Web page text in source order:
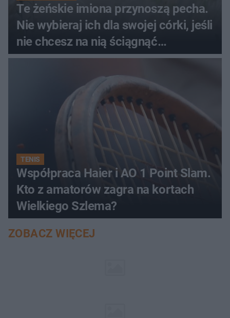
Te żeńskie imiona przynoszą pecha.
Nie wybieraj ich dla swojej córki, jeśli
nie chcesz na nią ściągnąć
nieszczęścia
TENIS
Współpraca Haier i AO 1 Point Slam.
Kto z amatorów zagra na kortach
Wielkiego Szlema?
ZOBACZ WIĘCEJ